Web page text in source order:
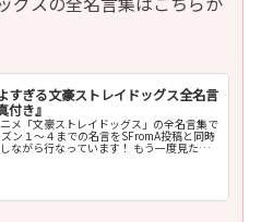
すぎる文豪ストレイドッグス全名言
付き』
メ「文豪ストレイドッグス」の全名言集で
ン１〜４までの名言をSFromA投稿と同時
ながら行なっています！ もう一度見た
たことない人も、一緒に楽しみながら英語